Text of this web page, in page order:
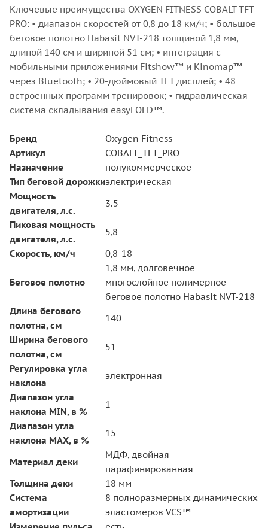
Ключевые преимущества OXYGEN FITNESS COBALT TFT
PRO: • диапазон скоростей от 0,8 до 18 км/ч; • большое
беговое полотно Habasit NVT-218 толщиной 1,8 мм,
длиной 140 см и шириной 51 см; • интеграция с
мобильными приложениями Fitshow™ и Kinomap™
через Bluetooth; • 20-дюймовый TFT дисплей; • 48
встроенных программ тренировок; • гидравлическая
система складывания easyFOLD™.
Бренд
Oxygen Fitness
Артикул
COBALT_TFT_PRO
Назначение
полукоммерческое
Тип беговой дорожкиэлектрическая
Мощность
двигателя, л.с.
3.5
Пиковая мощность
двигателя, л.с.
5,8
Скорость, км/ч
0,8-18
Беговое полотно
1,8 мм, долговечное
многослойное полимерное
беговое полотно Habasit NVT-218
Длина бегового
полотна, см
140
Ширина бегового
полотна, см
51
Регулировка угла
наклона
электронная
Диапазон угла
наклона MIN, в %
1
Диапазон угла
наклона MAX, в %
15
Материал деки
МДФ, двойная
парафинированная
Толщина деки
18 мм
Система
амортизации
8 полноразмерных динамических
эластомеров VCS™